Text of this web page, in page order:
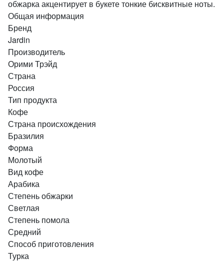
обжарка акцентирует в букете тонкие бисквитные ноты.
Общая информация
Бренд
Jardin
Производитель
Орими Трэйд
Страна
Россия
Тип продукта
Кофе
Страна происхождения
Бразилия
Форма
Молотый
Вид кофе
Арабика
Степень обжарки
Светлая
Степень помола
Средний
Способ приготовления
Турка